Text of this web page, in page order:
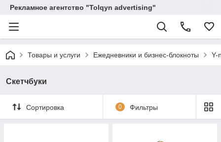
Рекламное агентство "Tolqyn advertising"
Товары и услуги Ежедневники и бизнес-блокноты Y-
Скетчбуки
Сортировка 0 Фильтры